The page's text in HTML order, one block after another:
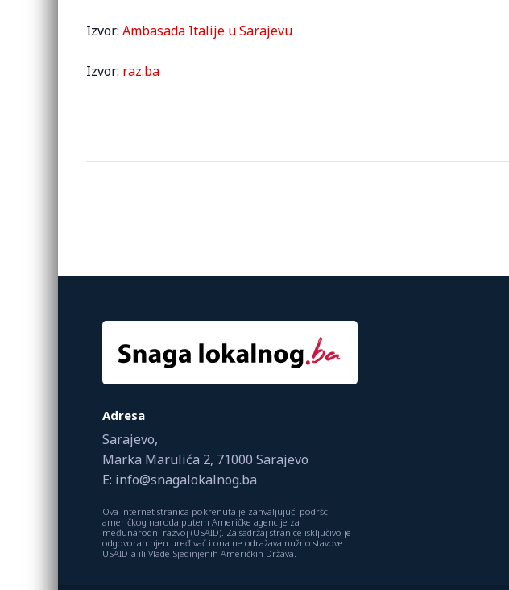
Izvor: Ambasada Italije u Sarajevu
Izvor: raz.ba
Adresa
Sarajevo,
Marka Marulića 2, 71000 Sarajevo
E: info@snagalokalnog.ba
Ova internet stranica pokrenuta je zahvaljujući podršci
američkog naroda putem Američke agencije za
međunarodni razvoj (USAID). Za sadržaj stranice isključivo je
odgovoran njen uređivač i ona ne odražava nužno stavove
USAID-a ili Vlade Sjedinjenih Američkih Država.